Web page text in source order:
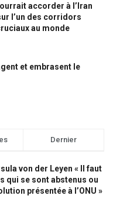
accorder à l’Iran
l’un des corridors
au monde
et embrasent le
Dernier
von der Leyen « Il faut
qui se sont abstenus ou
présentée à l’ONU »